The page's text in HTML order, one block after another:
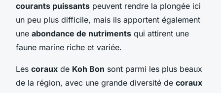
courants puissants peuvent rendre la plongée ici
un peu plus difficile, mais ils apportent également
une abondance de nutriments qui attirent une
faune marine riche et variée.
Les coraux de Koh Bon sont parmi les plus beaux
de la région, avec une grande diversité de coraux